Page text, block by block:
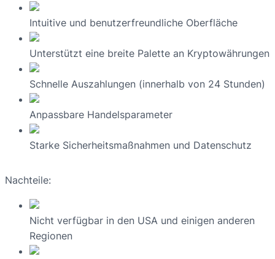
Intuitive und benutzerfreundliche Oberfläche
Unterstützt eine breite Palette an Kryptowährungen
Schnelle Auszahlungen (innerhalb von 24 Stunden)
Anpassbare Handelsparameter
Starke Sicherheitsmaßnahmen und Datenschutz
Nachteile:
Nicht verfügbar in den USA und einigen anderen
Regionen